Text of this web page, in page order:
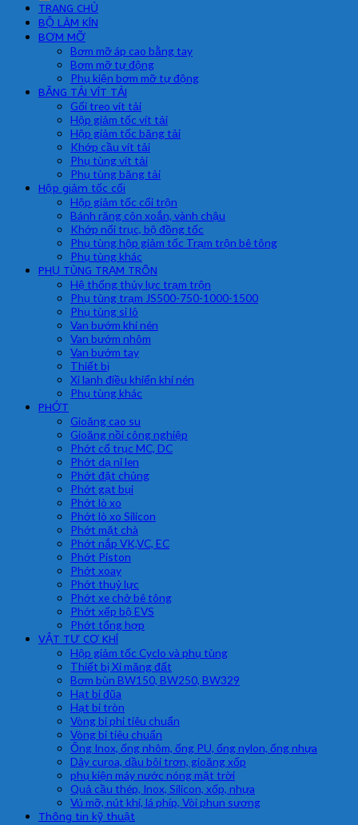
TRANG CHỦ
BỘ LÀM KÍN
BƠM MỠ
Bơm mỡ áp cao bằng tay
Bơm mỡ tự động
Phụ kiện bơm mỡ tự động
BĂNG TẢI VÍT TẢI
Gối treo vít tải
Hộp giảm tốc vít tải
Hộp giảm tốc băng tải
Khớp cầu vít tải
Phụ tùng vít tải
Phụ tùng băng tải
Hộp giảm tốc cối
Hộp giảm tốc cối trộn
Bánh răng côn xoắn, vành chậu
Khớp nối trục, bộ đồng tốc
Phụ tùng hộp giảm tốc Trạm trộn bê tông
Phụ tùng khác
PHỤ TÙNG TRẠM TRÔN
Hệ thống thủy lực trạm trộn
Phụ tùng trạm JS500-750-1000-1500
Phụ tùng si lô
Van bướm khí nén
Van bướm nhôm
Van bướm tay
Thiết bị
Xi lanh điều khiển khí nén
Phụ tùng khác
PHỚT
Gioăng cao su
Gioăng nồi công nghiệp
Phớt cổ trục MC, DC
Phớt dạ nỉ len
Phớt đặt chủng
Phớt gạt bụi
Phớt lò xo
Phớt lò xo Silicon
Phớt mặt chà
Phớt nắp VK,VC, EC
Phớt Piston
Phớt xoay
Phớt thuỷ lực
Phớt xe chở bê tông
Phớt xếp bộ EVS
Phớt tổng hợp
VẬT TƯ CƠ KHÍ
Hộp giảm tốc Cyclo và phụ tùng
Thiết bị Xi măng đất
Bơm bùn BW150, BW250, BW329
Hạt bi đũa
Hạt bi tròn
Vòng bi phi tiêu chuẩn
Vòng bi tiêu chuẩn
Ống Inox, ống nhôm, ống PU, ống nylon, ống nhựa
Dây curoa, dầu bôi trơn, gioăng xốp
phụ kiện máy nước nóng mặt trời
Quả cầu thép, Inox, Silicon, xốp, nhựa
Vú mỡ, nút khí, lá phíp, Vòi phun sương
Thông tin kỹ thuật